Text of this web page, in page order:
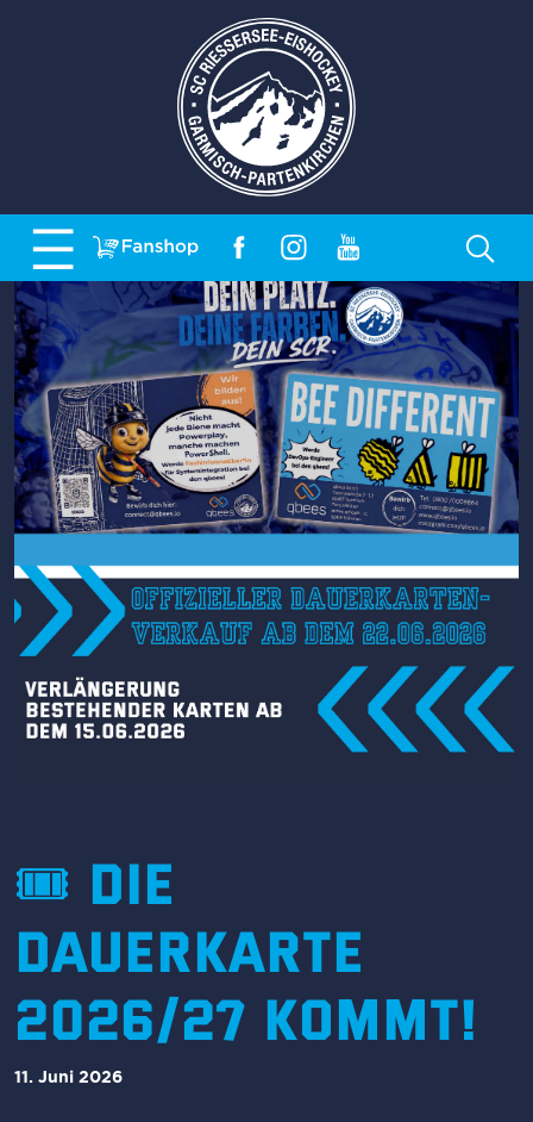
🎟️ Die
Dauerkarte
2026/27 kommt!
11. Juni 2026